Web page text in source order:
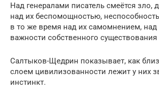
Над генералами писатель смеётся зло,
над их беспомощностью,
в то же время над их самомнением,
важности собственного существования
Салтыков-Щедрин показывает, как
слоем цивилизованности лежит у них
инстинкт.